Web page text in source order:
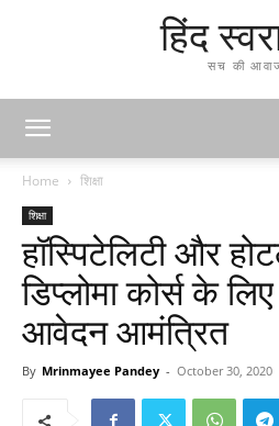
हिंद
सच की
Home शिक्षा
शिक्षा
हॉस्पिटेलिटी और
डिप्लोमा कोर्स के
आवेदन आमंत्रित
By Mrinmayee Pandey - October 30, 2020